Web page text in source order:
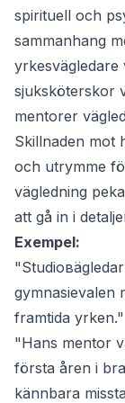
spirituell och
sammanhang
yrkesvägledare
sjuksköterskor
mentorer
Skillnaden mot
och utrymme
vägledning
att gå in i
Exempel:
gymnasievalen
framtida yrken."
"Hans mentor
första åren i
kännbara